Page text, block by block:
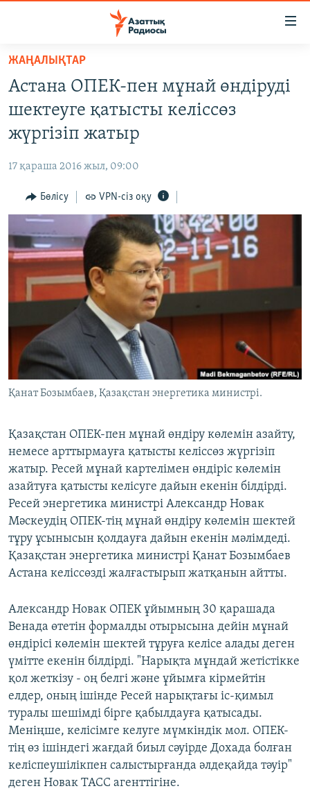
Skip
main
content
to
main
Navigation
to
AZATTYQTV
АДАМ ҚҰҚЫҚТАРЫ
ӘЛЕУМЕТ
ӘЛЕМ
АРНАЙЫ ЖОБАЛАР
Русский
ЖАЗЫЛЫҢЫЗ
Басқа тілдерде
ЖАҢАЛЫҚТАР
Астана ОПЕК-пен мұнай өндіруді
шектеуге қатысты келіссөз
жүргізіп жатыр
17 қараша 2016 жыл, 09:00
Бөлісу VPN-сіз оқу
Қанат Бозымбаев, Қазақстан энергетика министрі.
Қазақстан ОПЕК-пен мұнай өндіру көлемін азайту,
немесе арттырмауға қатысты келіссөз жүргізіп
жатыр. Ресей мұнай картелімен өндіріс көлемін
азайтуға қатысты келісуге дайын екенін білдірді.
Ресей энергетика министрі Александр Новак
Мәскеудің ОПЕК-тің мұнай өндіру көлемін шектей
тұру ұсынысын қолдауға дайын екенін мәлімдеді.
Қазақстан энергетика министрі Қанат Бозымбаев
Астана келіссөзді жалғастырып жатқанын айтты.
Александр Новак ОПЕК ұйымның 30 қарашада
Венада өтетін формалды отырысына дейін мұнай
өндірісі көлемін шектей тұруға келісе алады деген
үмітте екенін білдірді. "Нарықта мұндай жетістікке
қол жеткізу - оң белгі және ұйымға кірмейтін
елдер, оның ішінде Ресей нарықтағы іс-қимыл
туралы шешімді бірге қабылдауға қатысады.
Меніңше, келісімге келуге мүмкіндік мол. ОПЕК-
тің өз ішіндегі жағдай биыл сәуірде Дохада болған
келіспеушілікпен салыстырғанда әлдеқайда тәуір"
деген Новак ТАСС агенттігіне.